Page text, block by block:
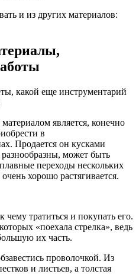
и из других материалов:
какой еще инструментарий
является, конечно
в
Продается он кусками
может быть
переходы нескольких
хорошо растягивается.
тратиться и покупать его.
«поехала стрелка», ведь
их часть.
проволочкой. Из
и листьев, а толстая